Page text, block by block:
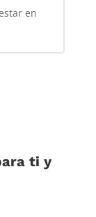
en
ti y